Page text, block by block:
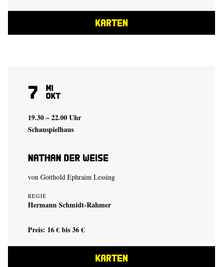
KARTEN
7 Mi
Okt
19.30 – 22.00 Uhr
Schauspielhaus
Nathan der Weise
von Gotthold Ephraim Lessing
REGIE
Hermann Schmidt-Rahmer
Preis: 16 € bis 36 €
KARTEN